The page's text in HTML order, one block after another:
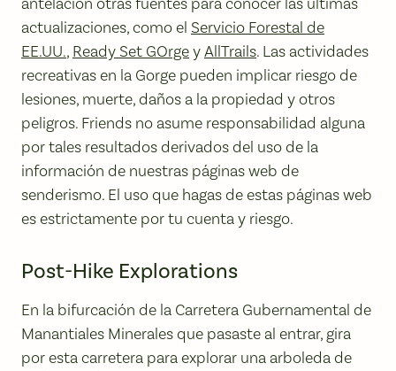
actualizaciones, como el Servicio Forestal de
EE.UU., Ready Set GOrgeyAllTrails. Las actividades
recreativas en la Gorge pueden implicar riesgo de
lesiones, muerte, daños a la propiedad y otros
peligros. Friends no asume responsabilidad alguna
por tales resultados derivados del uso de la
información de nuestras páginas web de
senderismo. El uso que hagas de estas páginas web
es estrictamente por tu cuenta y riesgo.
Post-Hike Explorations
En la bifurcación de la Carretera Gubernamental de
Manantiales Minerales que pasaste al entrar, gira
por esta carretera para explorar una arboleda de